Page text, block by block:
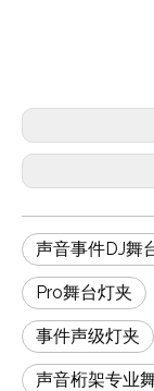
声音事件DJ舞
Pro舞台灯夹
事件声级灯夹
声音桁架专业